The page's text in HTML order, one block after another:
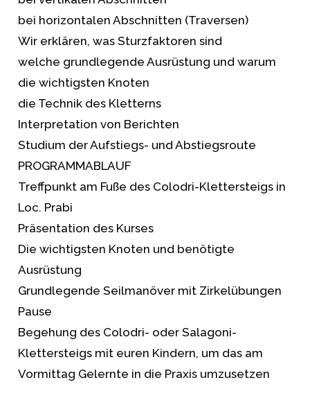
bei horizontalen Abschnitten (Traversen)
Wir erklären, was Sturzfaktoren sind
welche grundlegende Ausrüstung und warum
die wichtigsten Knoten
die Technik des Kletterns
Interpretation von Berichten
Studium der Aufstiegs- und Abstiegsroute
PROGRAMMABLAUF
Treffpunkt am Fuße des Colodri-Klettersteigs in
Loc. Prabi
Präsentation des Kurses
Die wichtigsten Knoten und benötigte
Ausrüstung
Grundlegende Seilmanöver mit Zirkelübungen
Pause
Begehung des Colodri- oder Salagoni-
Klettersteigs mit euren Kindern, um das am
Vormittag Gelernte in die Praxis umzusetzen